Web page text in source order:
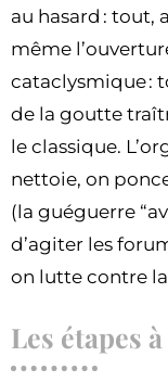
au hasard : tout,
même
cataclysmique :
de la goutte
le classique.
nettoie, on
(la guéguerre
d’agiter les
on lutte contre
Les étapes